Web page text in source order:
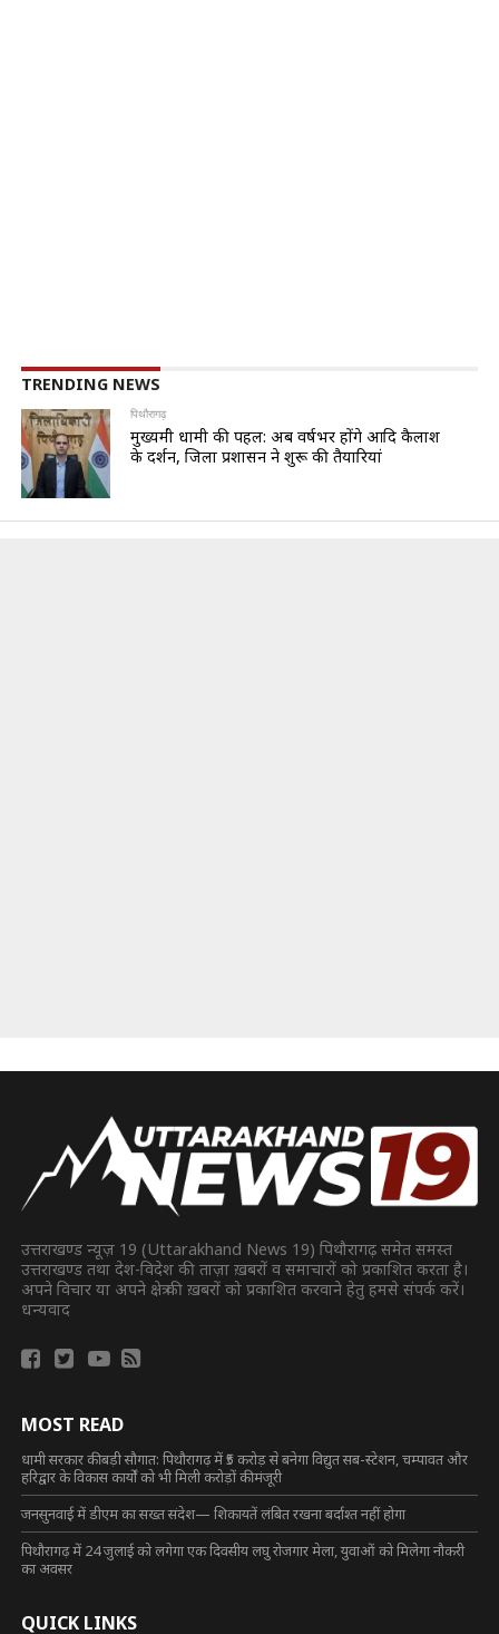
TRENDING NEWS
पिथौरागढ़
मुख्यमंत्री धामी की पहल: अब वर्षभर होंगे आदि कैलाश
के दर्शन, जिला प्रशासन ने शुरू की तैयारियां
उत्तराखण्ड न्यूज़ 19 (Uttarakhand News 19) पिथौरागढ़ समेत समस्त
उत्तराखण्ड तथा देश-विदेश की ताज़ा ख़बरों व समाचारों को प्रकाशित करता है।
अपने विचार या अपने क्षेत्र की ख़बरों को प्रकाशित करवाने हेतु हमसे संपर्क करें।
धन्यवाद
MOST READ
धामी सरकार की बड़ी सौगात: पिथौरागढ़ में ₹5 करोड़ से बनेगा विद्युत सब-स्टेशन, चम्पावत और
हरिद्वार के विकास कार्यों को भी मिली करोड़ों की मंजूरी
जनसुनवाई में डीएम का सख्त संदेश— शिकायतें लंबित रखना बर्दाश्त नहीं होगा
पिथौरागढ़ में 24 जुलाई को लगेगा एक दिवसीय लघु रोजगार मेला, युवाओं को मिलेगा नौकरी
का अवसर
QUICK LINKS